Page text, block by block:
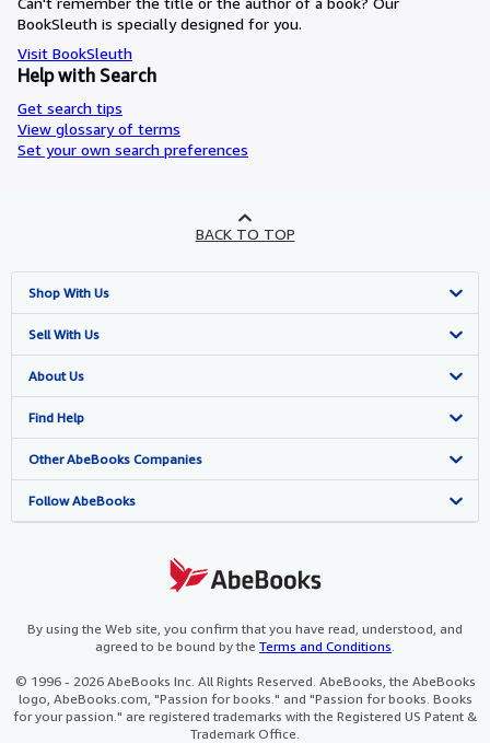
BookSleuth is specially designed for you.
Visit BookSleuth
Help with Search
Get search tips
View glossary of terms
Set your own search preferences
BACK TO TOP
Shop With Us
Advanced Search
Browse Collections
My Account
My Orders
View Basket
Sell With Us
Start Selling
Join Our Affiliate Programme
Book Buyback
Refer a seller
About Us
About AbeBooks
Media
Careers
Cookies Notice
Find Help
Help
Customer Service
Other AbeBooks Companies
AbeBooks.com
AbeBooks.it
AbeBooks.ca
Follow AbeBooks
By using the Web site, you confirm that you have read, understood, and
agreed to be bound by the Terms and Conditions.
© 1996 - 2026 AbeBooks Inc. All Rights Reserved. AbeBooks, the AbeBooks
logo, AbeBooks.com, "Passion for books." and "Passion for books. Books
for your passion." are registered trademarks with the Registered US Patent &
Trademark Office.